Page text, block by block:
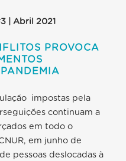
| Abril 2021
PROVOCA
impostas pela
continuam a
em todo o
em junho de
pessoas deslocadas à